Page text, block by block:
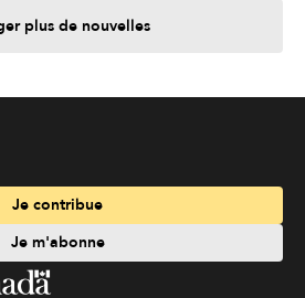
plus de nouvelles
Je contribue
Je m'abonne